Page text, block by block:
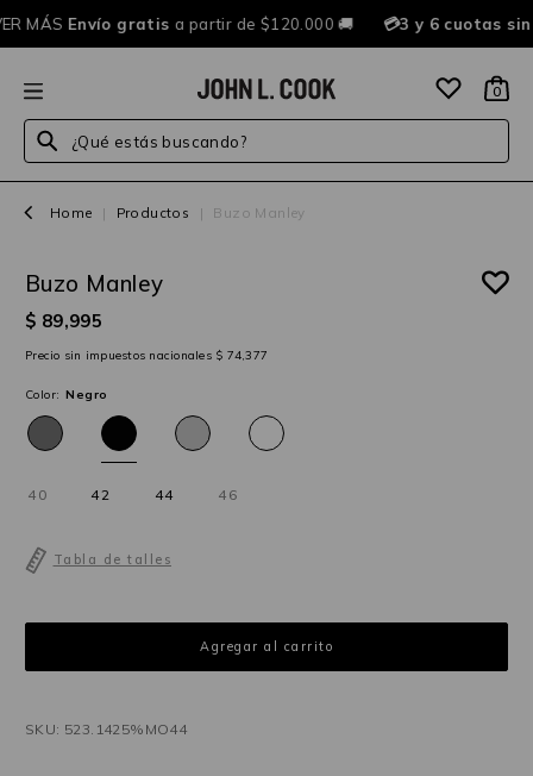
MÁS Envío gratis a partir de $120.000 🚚 💳3 y 6 cuotas
0
¿Qué estás buscando?
Home | Productos | Buzo Manley
25%OFF
Buzo Manley
$ 89,995
Precio sin impuestos nacionales $ 74,377
Color: Negro
40 42 44 46
Tabla de talles
SKU: 523.1425%MO44